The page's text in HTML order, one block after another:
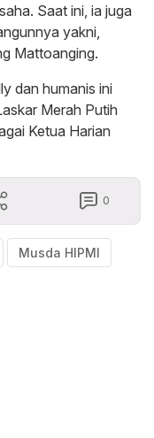
Saat ini, ia juga
yakni,
Mattoanging.
dan humanis ini
Merah Putih
Ketua Harian
0
Musda HIPMI